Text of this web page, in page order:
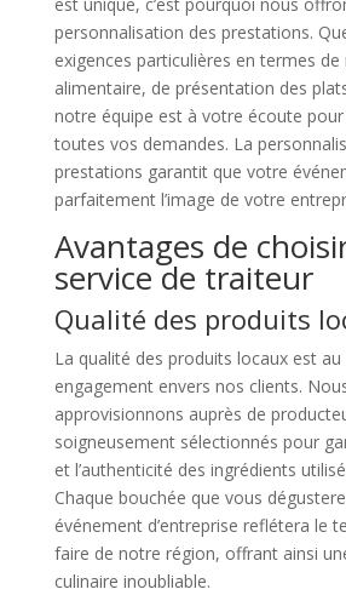
personnalisation des prestations.
exigences particulières en termes de
alimentaire, de présentation des
notre équipe est à votre écoute
toutes vos demandes. La
prestations garantit que votre
parfaitement l’image de votre
Avantages de
service de traiteur
Qualité des produits
La qualité des produits locaux est
engagement envers nos clients.
approvisionnons auprès de
soigneusement sélectionnés pour
et l’authenticité des ingrédients
Chaque bouchée que vous
événement d’entreprise reflétera le
faire de notre région, offrant ainsi
culinaire inoubliable.